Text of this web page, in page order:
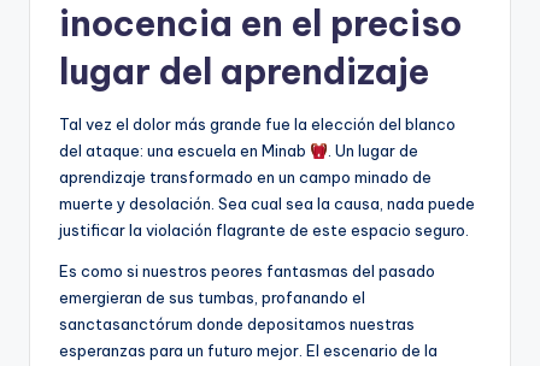
inocencia en el preciso
lugar del aprendizaje
Tal vez el dolor más grande fue la elección del blanco
del ataque: una escuela en Minab
. Un lugar de
aprendizaje transformado en un campo minado de
muerte y desolación. Sea cual sea la causa, nada puede
justificar la violación flagrante de este espacio seguro.
Es como si nuestros peores fantasmas del pasado
emergieran de sus tumbas, profanando el
sanctasanctórum donde depositamos nuestras
esperanzas para un futuro mejor. El escenario de la